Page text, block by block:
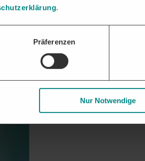
.
Präferenzen
Nur Notwendige
Vergabe: